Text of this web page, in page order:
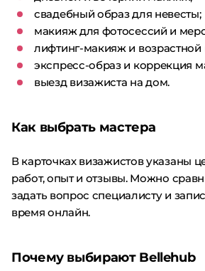
свадебный образ для невесты;
макияж для фотосессий и
лифтинг-макияж и возрастной
экспресс-образ и коррекция
выезд визажиста на дом.
Как выбрать мастера
В карточках визажистов указаны
работ, опыт и отзывы. Можно
задать вопрос специалисту и
время онлайн.
Почему выбирают Bellehub